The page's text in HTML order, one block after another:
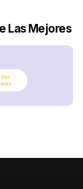
Las Mejores
Ver
más